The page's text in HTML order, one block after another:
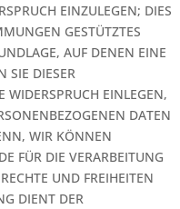
EINZULEGEN; DIES
GESTÜTZTES
AUF DENEN EINE
SIE DIESER
WIDERSPRUCH EINLEGEN,
DATEN
WIR KÖNNEN
FÜR DIE VERARBEITUNG
UND FREIHEITEN
DIENT DER